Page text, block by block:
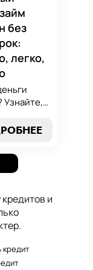
без
легко,
Узнайте,
и
здесь и
и